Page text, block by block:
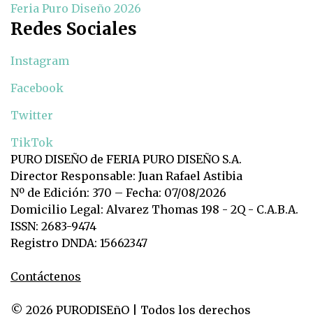
Feria Puro Diseño 2026
Redes Sociales
Instagram
Facebook
Twitter
TikTok
PURO DISEÑO de FERIA PURO DISEÑO S.A.
Director Responsable: Juan Rafael Astibia
Nº de Edición: 370 – Fecha: 07/08/2026
Domicilio Legal: Alvarez Thomas 198 - 2Q - C.A.B.A.
ISSN: 2683-9474
Registro DNDA: 15662347
Contáctenos
© 2026 PURODISEñO | Todos los derechos